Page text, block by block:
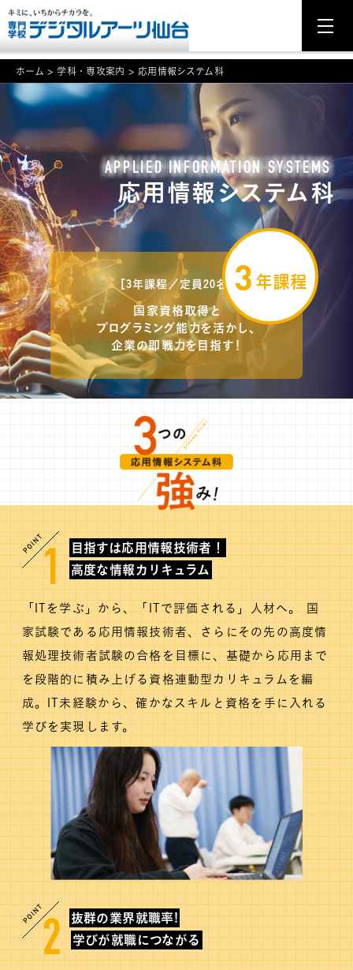
NEWS
学科・専攻案内
入学・入試関連
学校案内
就職・資格
イベント案内
学びの環境
MOVIE
保護者のみなさま
卒業生のみなさま
資料請求
お問い合わせ
交通アクセス
学校情報公開
よくある質問
個人情報保護
サイトマップ
ホーム > 学科・専攻案内 > 応用情報システム科
3 年課程
［3年課程／定員20名］
国家資格取得と
プログラミング能力を活かし、
企業の即戦力を目指す！
APPLIED INFORMATION SYSTEMS
応用情報システム科
1
目指すは応用情報技術者！
高度な情報カリキュラム
「ITを学ぶ」から、「ITで評価される」人材へ。 国
家試験である応用情報技術者、さらにその先の高度情
報処理技術者試験の合格を目標に、基礎から応用まで
を段階的に積み上げる資格連動型カリキュラムを編
成。IT未経験から、確かなスキルと資格を手に入れる
学びを実現します。
2
抜群の業界就職率!
学びが就職につながる